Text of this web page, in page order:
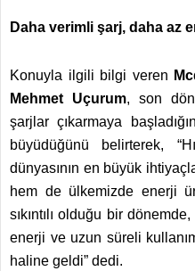
Daha verimli şarj, daha az
Konuyla ilgili bilgi veren
Mehmet Uçurum, son
şarjlar çıkarmaya
büyüdüğünü belirterek,
dünyasının en büyük
hem de ülkemizde enerji
sıkıntılı olduğu bir
enerji ve uzun süreli
haline geldi” dedi.